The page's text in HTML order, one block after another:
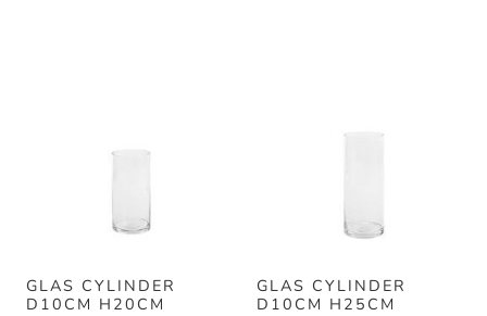
GLAS CYLINDER
D10CM H20CM
GLAS CYLINDER
D10CM H25CM